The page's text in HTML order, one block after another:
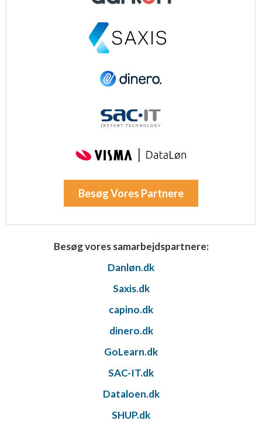
Besøg Vores Partnere
Besøg vores samarbejdspartnere:
Danløn.dk
Saxis.dk
capino.dk
dinero.dk
GoLearn.dk
SAC-IT.dk
Dataloen.dk
SHUP.dk